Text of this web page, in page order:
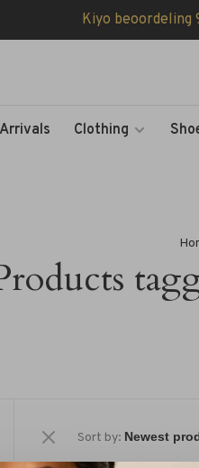
Kiyo beoordeling
Clothing
Sort by: